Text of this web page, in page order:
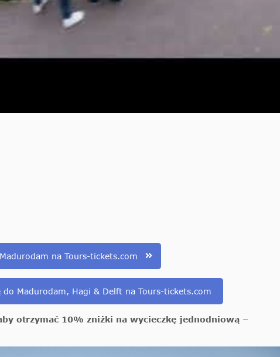
na Tours-tickets.com
Madurodam, Hagi & Delft na Tours-tickets.com
otrzymać 10% zniżki na wycieczkę jednodniową –